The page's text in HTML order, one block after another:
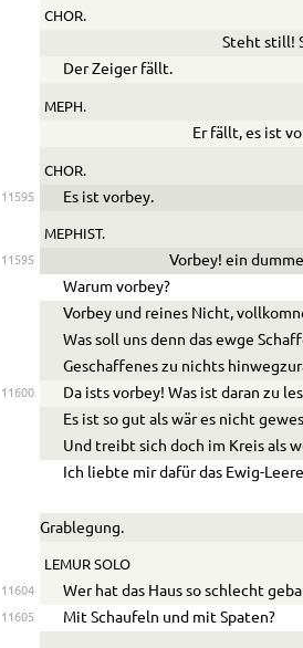
CHOR.
Steht still!
Der Zeiger fällt.
MEPH.
Er fällt, es ist
CHOR.
11595 Es ist vorbey.
MEPHIST.
11595
Vorbey! ein
Warum vorbey?
Vorbey und reines Nicht, vollkom
Was soll uns denn das ewge
Geschaffenes zu nichts
11600
Da ists vorbey! Was ist daran zu
Es ist so gut als wär es nicht
Und treibt sich doch im Kreis als
Ich liebte mir dafür das Ewig-
Grablegung.
LEMURSOLO
11604 Wer hat das Haus so schlecht
11605 Mit Schaufeln und mit Spaten?